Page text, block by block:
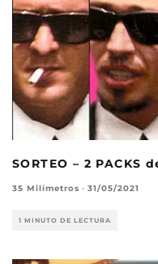
SORTEO – 2 PACKS
35 Milímetros · 31/05/2021
1 MINUTO DE LECTURA